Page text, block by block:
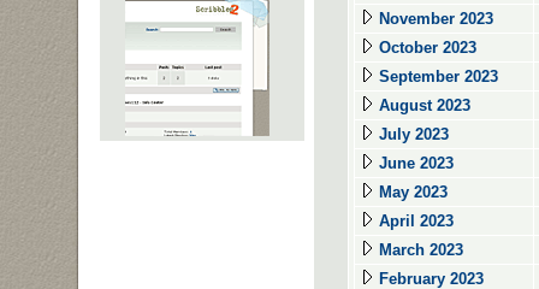
November 2023
October 2023
September 2023
August 2023
July 2023
June 2023
May 2023
April 2023
March 2023
February 2023